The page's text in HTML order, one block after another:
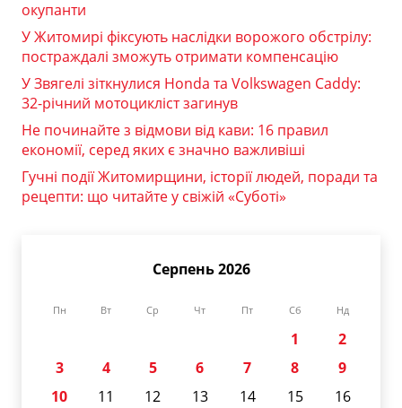
окупанти
У Житомирі фіксують наслідки ворожого обстрілу:
постраждалі зможуть отримати компенсацію
У Звягелі зіткнулися Honda та Volkswagen Caddy:
32-річний мотоцикліст загинув
Не починайте з відмови від кави: 16 правил
економії, серед яких є значно важливіші
Гучні події Житомирщини, історії людей, поради та
рецепти: що читайте у свіжій «Суботі»
Серпень 2026
Пн Вт Ср Чт Пт Сб Нд
1
2
3
4 5 6 7 8
9
10
11 12 13 14 15
16